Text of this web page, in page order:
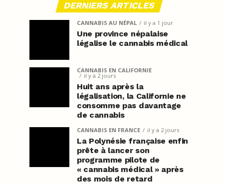
DERNIERS ARTICLES
CANNABIS AU NÉPAL il y a 1 jour
Une province népalaise
légalise le cannabis médical
CANNABIS EN CALIFORNIE
il y a 2 jours
Huit ans après la
légalisation, la Californie ne
consomme pas davantage
de cannabis
CANNABIS EN FRANCE il y a 2 jours
La Polynésie française enfin
prête à lancer son
programme pilote de
« cannabis médical » après
des mois de retard